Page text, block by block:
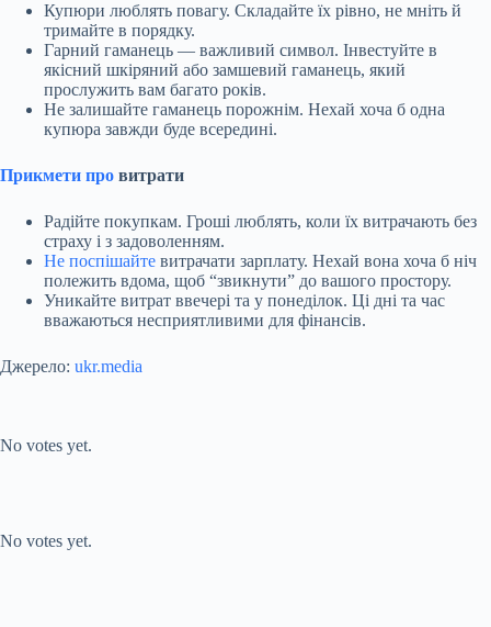
Купюри люблять повагу. Складайте їх рівно, не мніть й
тримайте в порядку.
Гарний гаманець — важливий символ. Інвестуйте в
якісний шкіряний або замшевий гаманець, який
прослужить вам багато років.
Не залишайте гаманець порожнім. Нехай хоча б одна
купюра завжди буде всередині.
Прикмети про витрати
Радійте покупкам. Гроші люблять, коли їх витрачають без
страху і з задоволенням.
Не поспішайте витрачати зарплату. Нехай вона хоча б ніч
полежить вдома, щоб “звикнути” до вашого простору.
Уникайте витрат ввечері та у понеділок. Ці дні та час
вважаються несприятливими для фінансів.
Джерело: ukr.media
No votes yet.
No votes yet.